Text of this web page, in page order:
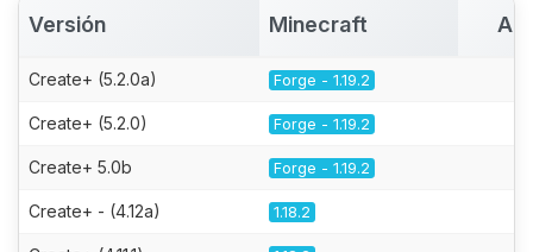
Versión Minecraft
Create+ (5.2.0a) Forge - 1.19.2
Create+ (5.2.0) Forge - 1.19.2
Create+ 5.0b Forge - 1.19.2
Create+ - (4.12a) 1.18.2